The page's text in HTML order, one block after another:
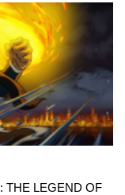
THE LEGEND OF